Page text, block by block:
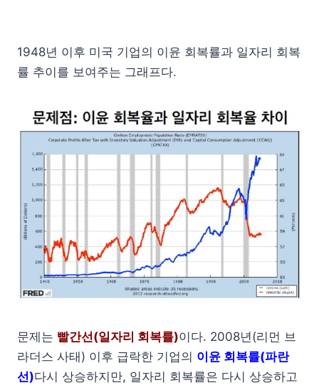
1948년 이후 미국 기업의 이윤 회복률과 일자리 회복
률 추이를 보여주는 그래프다.
문제는 빨간선(일자리 회복률)이다. 2008년(리먼 브
라더스 사태) 이후 급락한 기업의 이윤 회복률(파란
선)다시 상승하지만, 일자리 회복률은 다시 상승하고